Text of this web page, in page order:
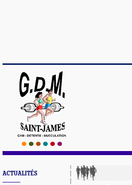
ACTUALITÉS